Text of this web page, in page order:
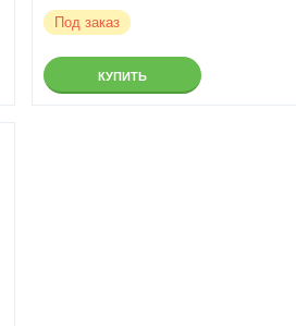
Под заказ
КУПИТЬ